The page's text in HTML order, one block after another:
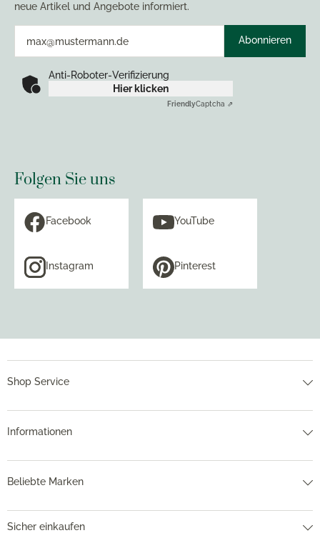
neue Artikel und Angebote informiert.
Abonnieren
Anti-Roboter-Verifizierung
Hier klicken
FriendlyCaptcha ⇗
Folgen Sie uns
Facebook YouTube
Instagram Pinterest
Shop Service
Informationen
Beliebte Marken
Sicher einkaufen